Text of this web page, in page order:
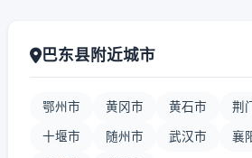
巴东县附近城市
鄂州市 黄冈市 黄石市 荆
十堰市 随州市 武汉市 襄